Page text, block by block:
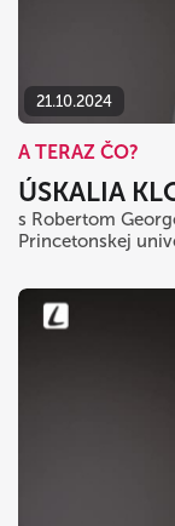
21.10.2024
A TERAZ ČO?
ÚSKALIA
s Robertom
Princetonskej